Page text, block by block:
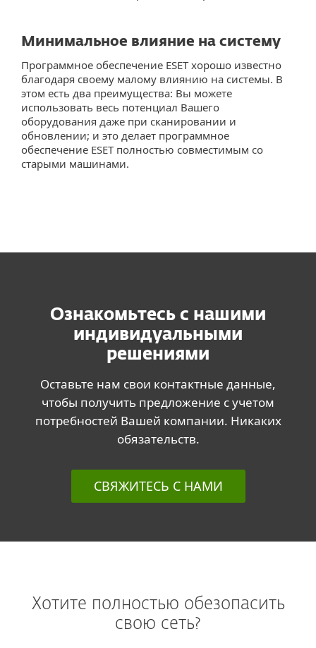
Минимальное влияние на систему
Программное обеспечение ESET хорошо известно
благодаря своему малому влиянию на системы. В
этом есть два преимущества: Вы можете
использовать весь потенциал Вашего
оборудования даже при сканировании и
обновлении; и это делает программное
обеспечение ESET полностью совместимым со
старыми машинами.
Ознакомьтесь с нашими
индивидуальными
решениями
Оставьте нам свои контактные данные,
чтобы получить предложение с учетом
потребностей Вашей компании. Никаких
обязательств.
СВЯЖИТЕСЬ С НАМИ
Хотите полностью обезопасить
свою сеть?